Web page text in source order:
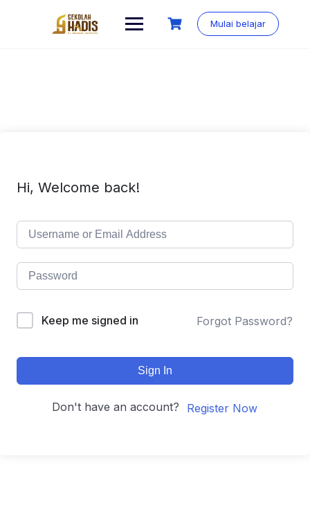
Mulai belajar
Hi, Welcome back!
Keep me signed in Forgot Password?
Sign In
Don't have an account? Register Now